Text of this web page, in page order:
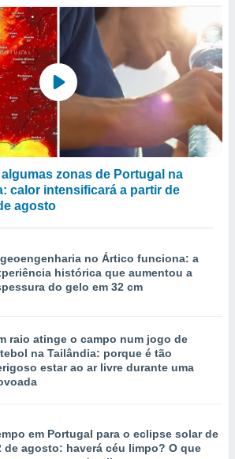
algumas zonas de Portugal na
calor intensificará a partir de
agosto
no Ártico funciona: a
histórica que aumentou a
do gelo em 32 cm
raio atinge o campo num jogo de
na Tailândia: porque é tão
estar ao ar livre durante uma
em Portugal para o eclipse solar de
de agosto: haverá céu limpo? O que